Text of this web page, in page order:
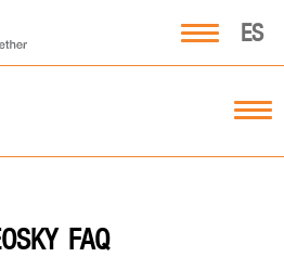
ES
FAQ